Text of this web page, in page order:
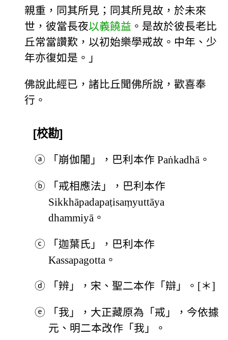
親重，同其所見；同其所見故，於未來
世，彼當長夜以義饒益 。是故於彼長老比
丘常當讚歎，以初始樂學戒故。中年、少
年亦復如是。」
佛說此經已，諸比丘聞佛所說，歡喜奉
行。
[校勘]
ⓐ 「崩伽闍」，巴利本作 Paṅkadhā。
ⓑ
「戒相應法」，巴利本作
Sikkhāpadapaṭisaṃyuttāya
dhammiyā。
ⓒ
「迦葉氏」，巴利本作
Kassapagotta。
ⓓ 「辨」，宋、聖二本作「辯」。[＊]
ⓔ
「我」，大正藏原為「戒」，今依據
元、明二本改作「我」。